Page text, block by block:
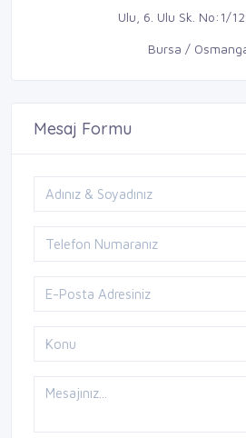
Ulu, 6. Ulu Sk. No:1/
Bursa /
Mesaj Formu